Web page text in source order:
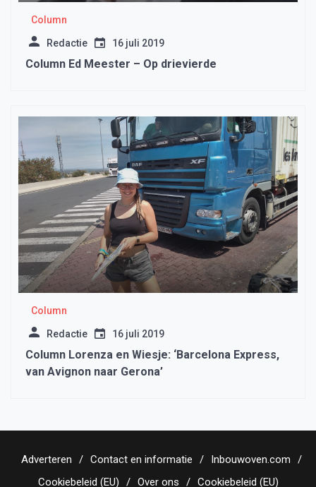
Column
Redactie 16 juli 2019
Column Ed Meester – Op drievierde
Column
Redactie 16 juli 2019
Column Lorenza en Wiesje: ‘Barcelona Express,
van Avignon naar Gerona’
Adverteren Contact en informatie
Inbouwoven.com
Cookiebeleid (EU)
Over ons Cookiebeleid (EU)